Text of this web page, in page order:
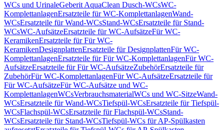
WCs und UrinaleGeberit AquaClean Dusch-WCsWC-
KomplettanlagenErsatzteile für WC-KomplettanlagenWand-
WCsErsatzteile für Wand-WCsStand-WCsErsatzteile für Stand-
WCsWC-AufsätzeErsatzteile für WC-AufsätzeFür WC-
KeramikenErsatzteile für Für WC-
KeramikenDesignplattenErsatzteile für DesignplattenFür WC-
KomplettanlagenErsatzteile für Für WC-KomplettanlagenFür WC-
AufsätzeErsatzteile für Für WC-AufsätzeZubehörErsatzteile für
ZubehörFür WC-KomplettanlagenFür WC-AufsätzeErsatzteile für
Für WC-AufsätzeFür WC-Aufsätze und WC-
KomplettanlagenWCsVerbrauchsmaterialWCs und WC-SitzeWand-
WCsErsatzteile für Wand-WCsTiefspül-WCsErsatzteile für Tiefspül-
WCsFlachspül-WCsErsatzteile für Flachspül-WCsStand-
WCsErsatzteile für Stand-WCsTiefspül-WCs für AP-Spülkasten